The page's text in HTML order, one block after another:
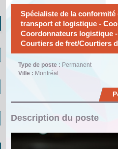
Spécialiste de la
transport et logistique -
Coordonnateurs logistique
Courtiers de fret/Courtiers
Type de poste : Permanent
Ville : Montréal
Description du poste